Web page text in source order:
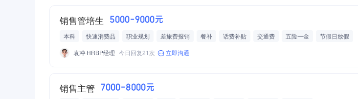
销售管培生 5000-9000元
本科 快速消费品 职业规划 差旅费报销 餐补 话费补贴 交通费 五险一金
节假日放假
调休
袁冲·HRBP经理 今日回复21次 立即沟通
销售主管 7000-8000元